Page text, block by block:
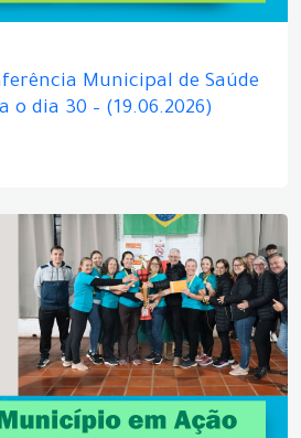
Municipal de Saúde
dia 30 – (19.06.2026)